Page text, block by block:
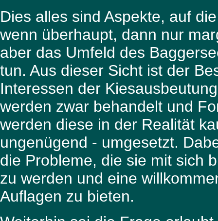
Dies alles sind Aspekte, auf
wenn überhaupt, dann nur
aber das Umfeld des
tun. Aus dieser Sicht ist der
Interessen der
werden zwar behandelt und
werden diese in der Realität
ungenügend - umgesetzt.
die Probleme, die sie mit sich
zu werden und eine
Auflagen zu bieten.